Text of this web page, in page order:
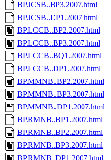
BP.JCSB..BP3.2007.html
BP.JCSB..DP1.2007.html
BP.LCCB..BP2.2007.html
BP.LCCB..BP3.2007.html
BP.LCCB..BQ1.2007.html
BP.LCCB..DP1.2007.html
BP.MMNB..BP2.2007.html
BP.MMNB..BP3.2007.html
BP.MMNB..DP1.2007.html
BP.RMNB..BP1.2007.html
BP.RMNB..BP2.2007.html
BP.RMNB..BP3.2007.html
BP.RMNB..DP1.2007.html